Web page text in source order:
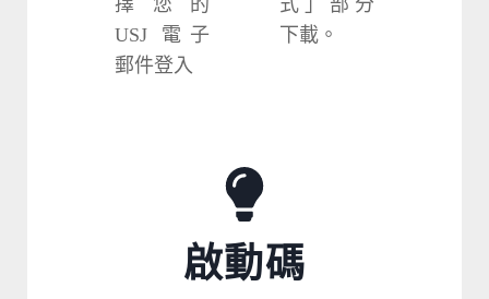
擇您的
USJ 電子
郵件登入
式」部分
下載。
啟動碼